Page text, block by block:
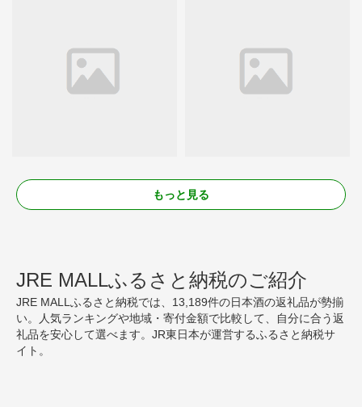
もっと見る
JRE MALLふるさと納税のご紹介
JRE MALLふるさと納税では、13,189件の日本酒の返礼品が勢揃
い。人気ランキングや地域・寄付金額で比較して、自分に合う返
礼品を安心して選べます。JR東日本が運営するふるさと納税サ
イト。